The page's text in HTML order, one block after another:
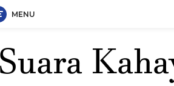
MENU